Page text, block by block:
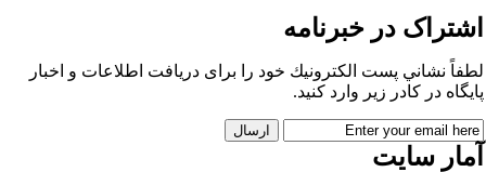
در خبرنامه
نشاني پست الكترونيك خود را برای دريافت اطلاعات و اخبار
در كادر زير وارد كنيد.
سایت